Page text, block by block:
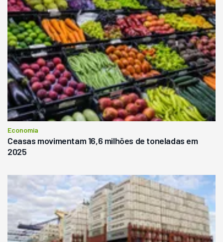
Economia
Ceasas movimentam 16,6 milhões de toneladas em
2025